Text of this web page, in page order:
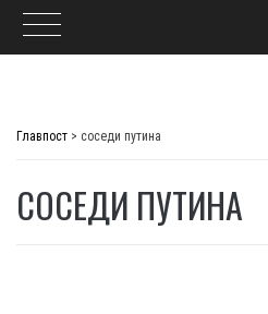
Главпост > соседи путина
СОСЕДИ ПУТИНА